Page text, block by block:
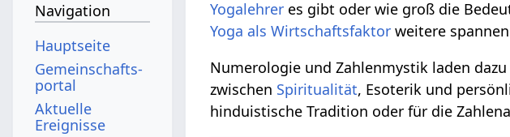
Yogalehrer es gibt oder wie groß die
Yoga als Wirtschaftsfaktor weitere
Numerologie und Zahlenmystik laden
zwischen Spiritualität, Esoterik und
hinduistische Tradition oder für die
Navigation
Hauptseite
Gemeinschafts­
portal
Aktuelle
Ereignisse